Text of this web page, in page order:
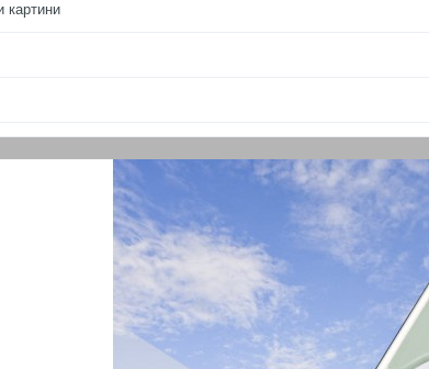
картини